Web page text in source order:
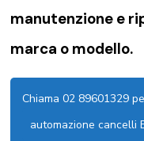
manutenzione e
marca o modello.
Chiama 02 89601329
automazione cancelli